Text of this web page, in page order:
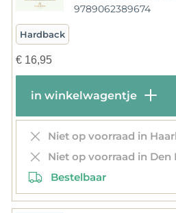
9789062389674
Hardback
€16,95
in winkelwagentje
Niet op voorraad in
Niet op voorraad in Den
Bestelbaar